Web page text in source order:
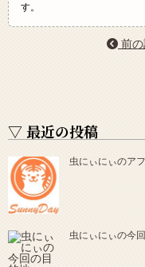
す。
前
▽ 最近の投稿
虫にぃにぃのア
虫にぃにぃの今